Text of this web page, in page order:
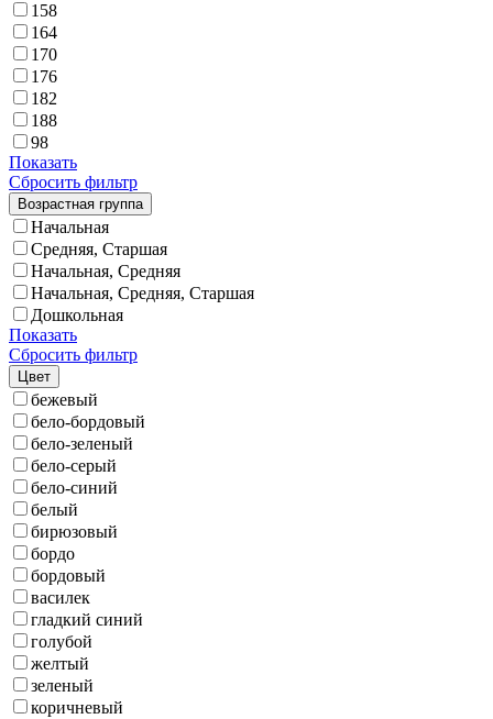
158
164
170
176
182
188
98
Показать
Сбросить фильтр
Возрастная группа
Начальная
Средняя, Старшая
Начальная, Средняя
Начальная, Средняя, Старшая
Дошкольная
Показать
Сбросить фильтр
Цвет
бежевый
бело-бордовый
бело-зеленый
бело-серый
бело-синий
белый
бирюзовый
бордо
бордовый
василек
гладкий синий
голубой
желтый
зеленый
коричневый